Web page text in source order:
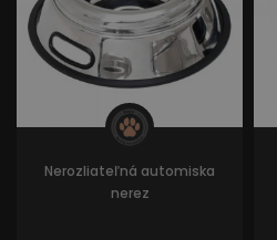
Nerozliateľná automiska
nerez